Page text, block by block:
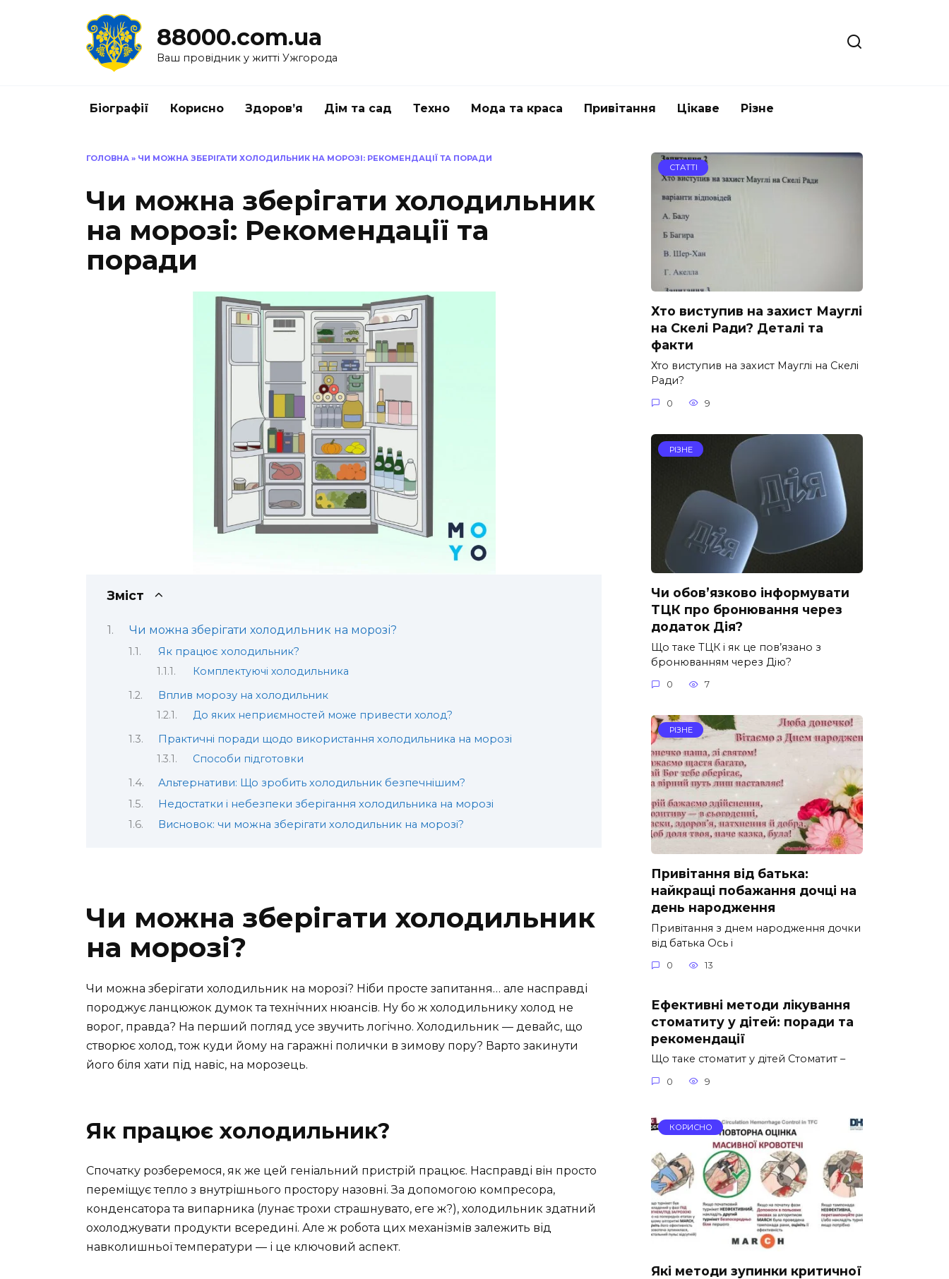
88000.com.ua
Ваш провідник у житті Ужгорода
Біографії Корисно Здоров’я Дім та сад Техно Мода та краса Привітання Цікаве Різне
ГОЛОВНА » ЧИ МОЖНА ЗБЕРІГАТИ ХОЛОДИЛЬНИК НА МОРОЗІ: РЕКОМЕНДАЦІЇ ТА ПОРАДИ
Чи можна зберігати холодильник
на морозі: Рекомендації та
поради
Зміст
Чи можна зберігати холодильник на морозі?
Як працює холодильник?
Комплектуючі холодильника
Вплив морозу на холодильник
До яких неприємностей може привести холод?
Практичні поради щодо використання холодильника на морозі
Способи підготовки
Альтернативи: Що зробить холодильник безпечнішим?
Недостатки і небезпеки зберігання холодильника на морозі
Висновок: чи можна зберігати холодильник на морозі?
Чи можна зберігати холодильник
на морозі?
Чи можна зберігати холодильник на морозі? Ніби просте запитання… але насправді
породжує ланцюжок думок та технічних нюансів. Ну бо ж холодильнику холод не
ворог, правда? На перший погляд усе звучить логічно. Холодильник — девайс, що
створює холод, тож куди йому на гаражні полички в зимову пору? Варто закинути
його біля хати під навіс, на морозець.
Як працює холодильник?
Спочатку розберемося, як же цей геніальний пристрій працює. Насправді він просто
переміщує тепло з внутрішнього простору назовні. За допомогою компресора,
конденсатора та випарника (лунає трохи страшнувато, еге ж?), холодильник здатний
охолоджувати продукти всередині. Але ж робота цих механізмів залежить від
навколишньої температури — і це ключовий аспект.
СТАТТІ
Хто виступив на захист Мауглі
на Скелі Ради? Деталі та
факти
Хто виступив на захист Мауглі на Скелі
Ради?
0 9
РІЗНЕ
Чи обов’язково інформувати
ТЦК про бронювання через
додаток Дія?
Що таке ТЦК і як це пов’язано з
бронюванням через Дію?
0 7
РІЗНЕ
Привітання від батька:
найкращі побажання дочці на
день народження
Привітання з днем народження дочки
від батька Ось і
0 13
Ефективні методи лікування
стоматиту у дітей: поради та
рекомендації
Що таке стоматит у дітей Стоматит –
0 9
КОРИСНО
Які методи зупинки критичної